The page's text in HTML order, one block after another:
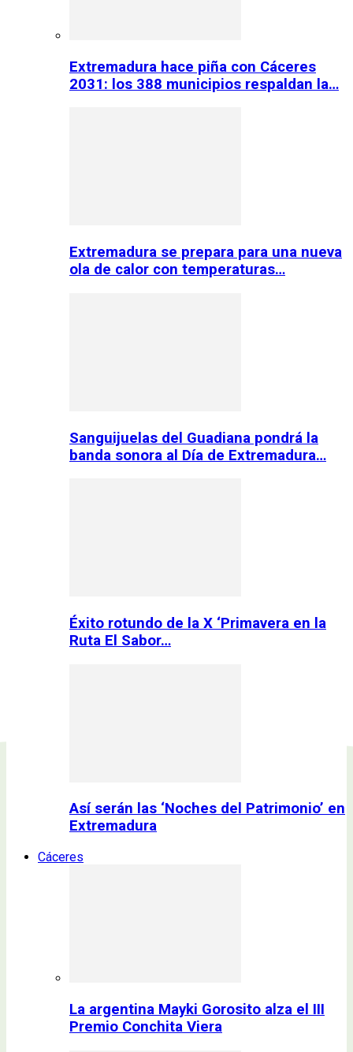
Extremadura hace piña con Cáceres
2031: los 388 municipios respaldan la…
Extremadura se prepara para una nueva
ola de calor con temperaturas…
Sanguijuelas del Guadiana pondrá la
banda sonora al Día de Extremadura…
Éxito rotundo de la X ‘Primavera en la
Ruta El Sabor…
Así serán las ‘Noches del Patrimonio’ en
Extremadura
Cáceres
La argentina Mayki Gorosito alza el III
Premio Conchita Viera